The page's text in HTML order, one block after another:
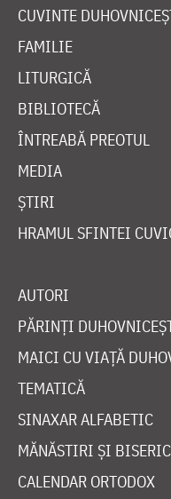
CUVINTE
FAMILIE
LITURGICĂ
BIBLIOTECĂ
ÎNTREABĂ PREOTUL
MEDIA
ȘTIRI
HRAMUL SFINTEI
AUTORI
PĂRINȚI
MAICI CU VIAȚĂ
TEMATICĂ
SINAXAR ALFABETIC
MĂNĂSTIRI ȘI
CALENDAR ORTODOX